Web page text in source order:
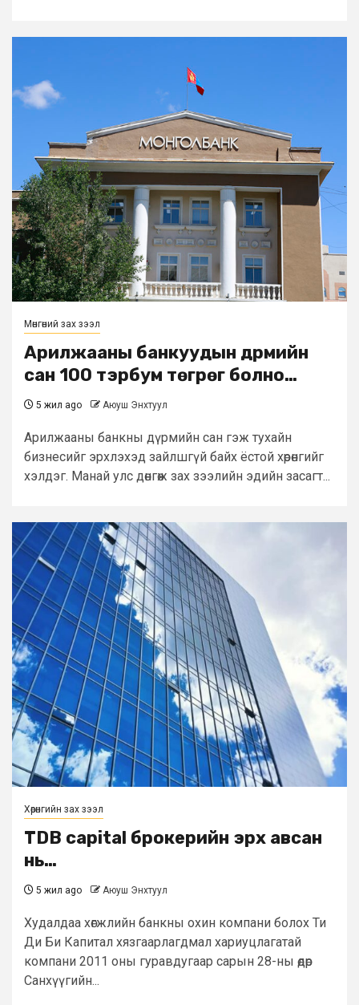
Мөнгөний зах зээл
Арилжааны банкуудын дүрмийн
сан 100 тэрбум төгрөг болно…
5 жил ago Аюуш Энхтуул
Арилжааны банкны дүрмийн сан гэж тухайн
бизнесийг эрхлэхэд зайлшгүй байх ёстой хөрөнгийг
хэлдэг. Манай улс дөнгөж зах зээлийн эдийн засагт...
Хөрөнгийн зах зээл
TDB capital брокерийн эрх авсан
нь…
5 жил ago Аюуш Энхтуул
Худалдаа хөгжлийн банкны охин компани болох Ти
Ди Би Капитал хязгаарлагдмал хариуцлагатай
компани 2011 оны гуравдугаар сарын 28-ны өдөр
Санхүүгийн...